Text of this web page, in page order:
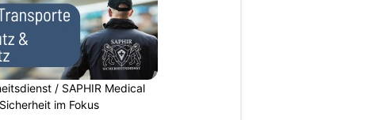
/ SAPHIR Medical
im Fokus